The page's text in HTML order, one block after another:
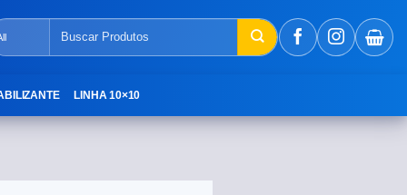
LINHA 10×10